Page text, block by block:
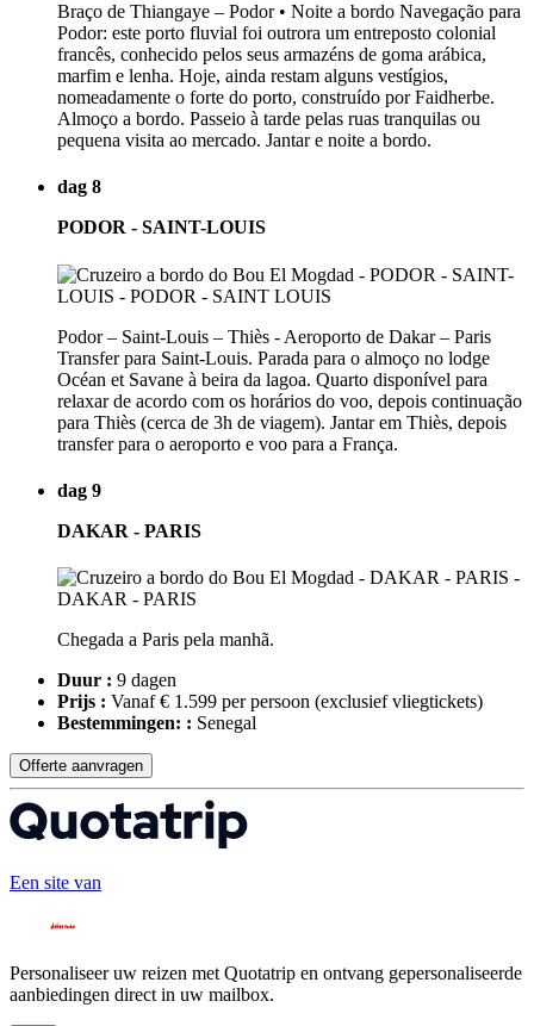
Braço de Thiangaye – Podor • Noite a bordo Navegação para
Podor: este porto fluvial foi outrora um entreposto colonial
francês, conhecido pelos seus armazéns de goma arábica,
marfim e lenha. Hoje, ainda restam alguns vestígios,
nomeadamente o forte do porto, construído por Faidherbe.
Almoço a bordo. Passeio à tarde pelas ruas tranquilas ou
pequena visita ao mercado. Jantar e noite a bordo.
dag 8
PODOR - SAINT-LOUIS
Podor – Saint-Louis – Thiès - Aeroporto de Dakar – Paris
Transfer para Saint-Louis. Parada para o almoço no lodge
Océan et Savane à beira da lagoa. Quarto disponível para
relaxar de acordo com os horários do voo, depois continuação
para Thiès (cerca de 3h de viagem). Jantar em Thiès, depois
transfer para o aeroporto e voo para a França.
dag 9
DAKAR - PARIS
Chegada a Paris pela manhã.
Duur : 9 dagen
Prijs : Vanaf € 1.599 per persoon (exclusief vliegtickets)
Bestemmingen: : Senegal
Offerte aanvragen
Een site van
Personaliseer uw reizen met Quotatrip en ontvang gepersonaliseerde
aanbiedingen direct in uw mailbox.